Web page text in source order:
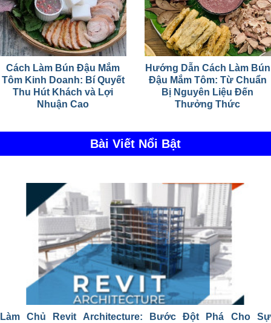
Cách Làm Bún Đậu Mắm
Tôm Kinh Doanh: Bí Quyết
Thu Hút Khách và Lợi
Nhuận Cao
Hướng Dẫn Cách Làm Bún
Đậu Mắm Tôm: Từ Chuẩn
Bị Nguyên Liệu Đến
Thưởng Thức
Bài Viết Nổi Bật
Làm Chủ Revit Architecture: Bước Đột Phá Cho Sự